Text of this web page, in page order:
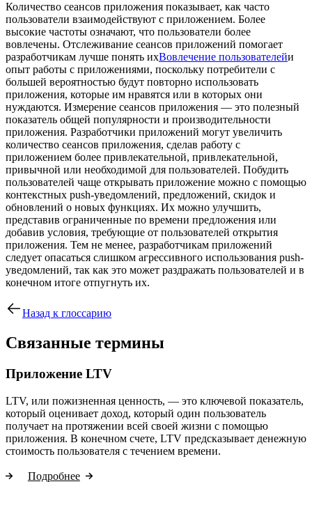
Количество сеансов приложения показывает, как часто
пользователи взаимодействуют с приложением. Более
высокие частоты означают, что пользователи более
вовлечены. Отслеживание сеансов приложений помогает
разработчикам лучше понять ихВовлечение пользователейи
опыт работы с приложениями, поскольку потребители с
большей вероятностью будут повторно использовать
приложения, которые им нравятся или в которых они
нуждаются. Измерение сеансов приложения — это полезный
показатель общей популярности и производительности
приложения. Разработчики приложений могут увеличить
количество сеансов приложения, сделав работу с
приложением более привлекательной, привлекательной,
привычной или необходимой для пользователей. Побудить
пользователей чаще открывать приложение можно с помощью
контекстных push-уведомлений, предложений, скидок и
обновлений о новых функциях. Их можно улучшить,
представив ограниченные по времени предложения или
добавив условия, требующие от пользователей открытия
приложения. Тем не менее, разработчикам приложений
следует опасаться слишком агрессивного использования push-
уведомлений, так как это может раздражать пользователей и в
конечном итоге отпугнуть их.
Назад к глоссарию
Связанные термины
Приложение LTV
LTV, или пожизненная ценность, — это ключевой показатель,
который оценивает доход, который один пользователь
получает на протяжении всей своей жизни с помощью
приложения. В конечном счете, LTV предсказывает денежную
стоимость пользователя с течением времени.
Подробнее